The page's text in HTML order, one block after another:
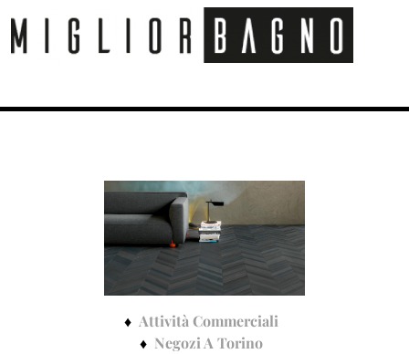
Attività Commerciali
Negozi A Torino